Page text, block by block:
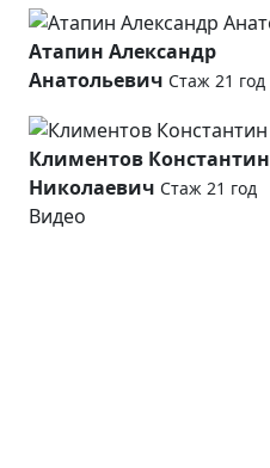
Атапин Александр
Анатольевич Стаж 21 год
Климентов Константин
Николаевич Стаж 21 год
Видео